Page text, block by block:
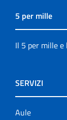
5 per mille
Il 5 per mille e
SERVIZI
Aule